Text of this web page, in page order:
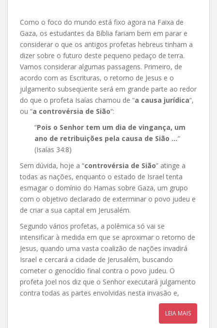
Como o foco do mundo está fixo agora na Faixa de
Gaza, os estudantes da Bíblia fariam bem em parar e
considerar o que os antigos profetas hebreus tinham a
dizer sobre o futuro deste pequeno pedaço de terra.
Vamos considerar algumas passagens. Primeiro, de
acordo com as Escrituras, o retorno de Jesus e o
julgamento subseqüente será em grande parte ao redor
do que o profeta Isaías chamou de “a causa jurídica“,
ou “a controvérsia de Sião“:
“Pois o Senhor tem um dia de vingança, um
ano de retribuições pela causa de Sião …“
(Isaías 34:8)
Sem dúvida, hoje a “controvérsia de Sião” atinge a
todas as nações, enquanto o estado de Israel tenta
esmagar o domínio do Hamas sobre Gaza, um grupo
com o objetivo declarado de exterminar o povo judeu e
de criar a sua capital em Jerusalém.
Segundo vários profetas, a polêmica só vai se
intensificar à medida em que se aproximar o retorno de
Jesus, quando uma vasta coalizão de nações invadirá
Israel e cercará a cidade de Jerusalém, buscando
cometer o genocídio final contra o povo judeu. O
profeta Joel nos diz que o Senhor executará julgamento
contra todas as partes envolvidas nesta invasão e,
LEIA MAIS